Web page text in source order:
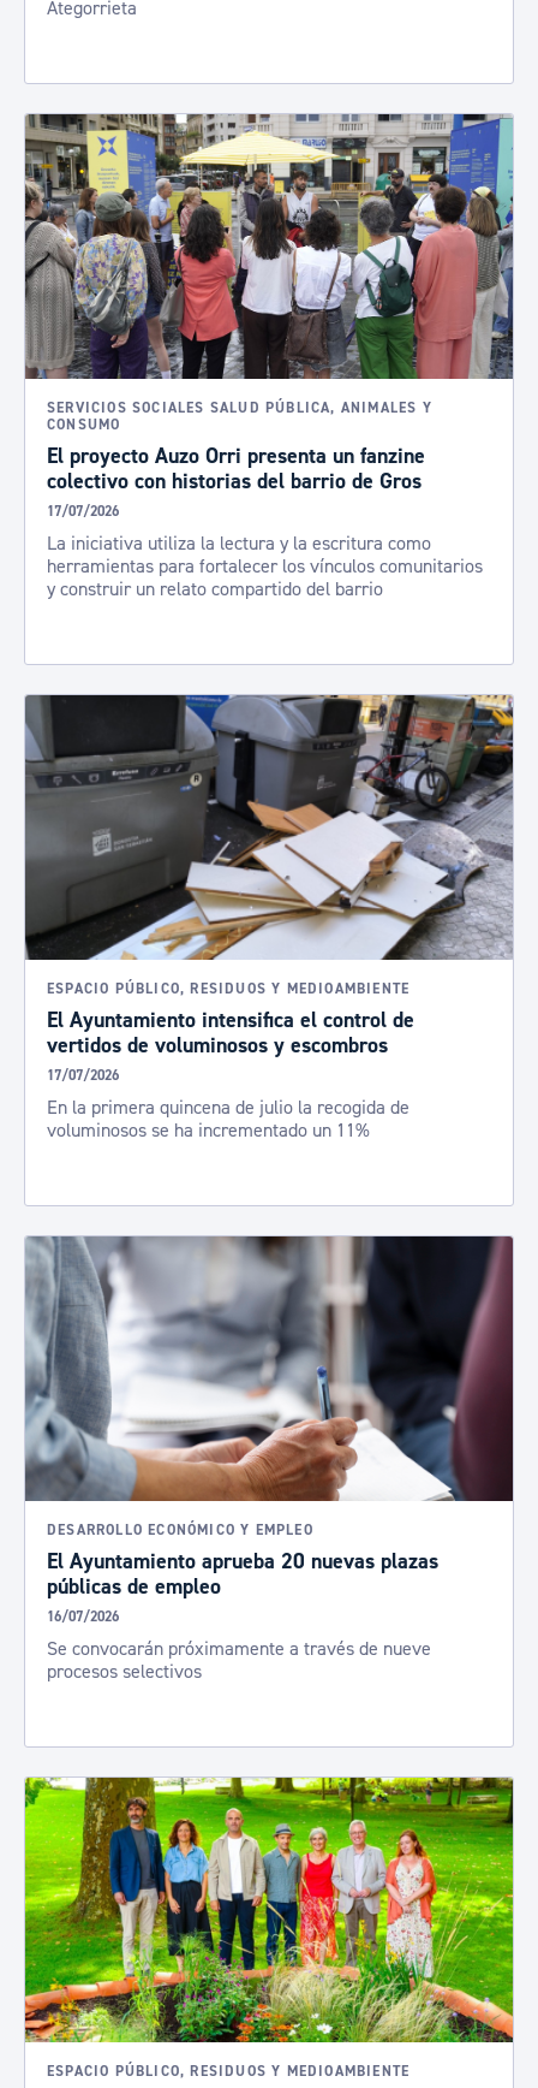
Ategorrieta
SERVICIOS SOCIALES SALUD PÚBLICA, ANIMALES Y
CONSUMO
El proyecto Auzo Orri presenta un fanzine
colectivo con historias del barrio de Gros
17/07/2026
La iniciativa utiliza la lectura y la escritura como
herramientas para fortalecer los vínculos comunitarios
y construir un relato compartido del barrio
ESPACIO PÚBLICO, RESIDUOS Y MEDIOAMBIENTE
El Ayuntamiento intensifica el control de
vertidos de voluminosos y escombros
17/07/2026
En la primera quincena de julio la recogida de
voluminosos se ha incrementado un 11%
DESARROLLO ECONÓMICO Y EMPLEO
El Ayuntamiento aprueba 20 nuevas plazas
públicas de empleo
16/07/2026
Se convocarán próximamente a través de nueve
procesos selectivos
ESPACIO PÚBLICO, RESIDUOS Y MEDIOAMBIENTE